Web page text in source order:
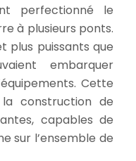
perfectionné le
à plusieurs ponts.
plus puissants que
embarquer
Cette
construction de
capables de
sur l’ensemble de